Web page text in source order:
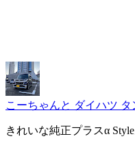
こーちゃんと ダイハツ タ
きれいな純正プラスα Style